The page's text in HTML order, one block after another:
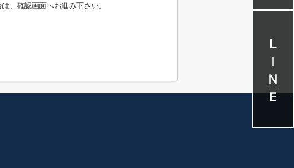
、確認画面へお進み下さい。